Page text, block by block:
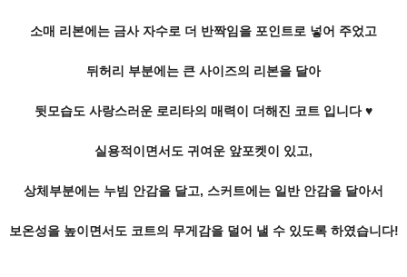
소매 리본에는 금사 자수로 더 반짝임을 포인트로 넣어 주었고
뒤허리 부분에는 큰 사이즈의 리본을 달아
뒷모습도 사랑스러운 로리타의 매력이 더해진 코트 입니다 ♥
실용적이면서도 귀여운 앞포켓이 있고,
상체부분에는 누빔 안감을 달고, 스커트에는 일반 안감을 달아서
보온성을 높이면서도 코트의 무게감을 덜어 낼 수 있도록 하였습니다!